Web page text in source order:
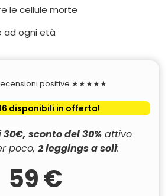
le cellule morte
ad ogni età
recensioni positive ★★★★★
disponibili in offerta!
sconto del 30% attivo
poco, 2 leggings a soli:
59 €